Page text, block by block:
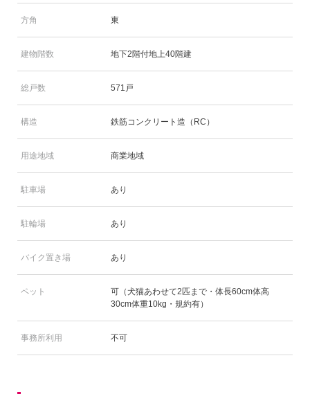
方角 東
建物階数 地下2階付地上40階建
総戸数 571戸
構造 鉄筋コンクリート造（RC）
用途地域 商業地域
駐車場 あり
駐輪場 あり
バイク置き場 あり
ペット
可（犬猫あわせて2匹まで・体長60cm体高
30cm体重10kg・規約有）
事務所利用 不可